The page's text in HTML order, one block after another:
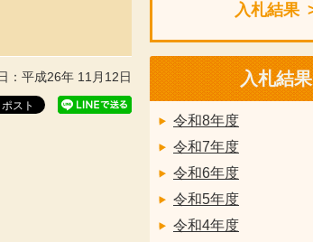
：平成26年 11月12日
入札結果
入札結果
令和8年度
令和7年度
令和6年度
令和5年度
令和4年度